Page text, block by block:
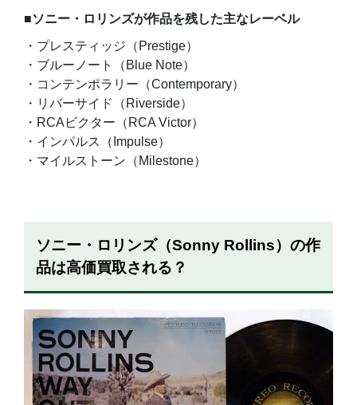
■ソニー・ロリンズが作品を残した主なレーベル
・プレスティッジ（Prestige）
・ブルーノート（Blue Note）
・コンテンポラリー（Contemporary）
・リバーサイド（Riverside）
・RCAビクター（RCA Victor）
・インパルス（Impulse）
・マイルストーン（Milestone）
ソニー・ロリンズ（Sonny Rollins）の作
品は高価買取される？